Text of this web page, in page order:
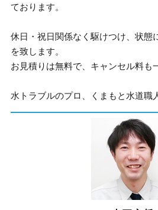
ております。
休日・祝日関係なく駆けつけ、状態
を致します。
お見積りは無料で、キャンセル料も
水トラブルのプロ、くまもと水道職